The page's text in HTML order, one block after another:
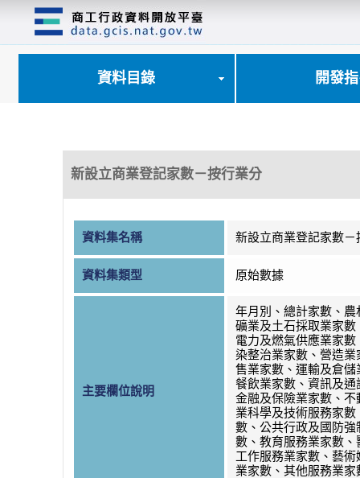
資料目錄 開發
新設立商業登記家數－按行業分
資料集名稱 新設立商業登記家數－
資料集類型 原始數據
主要欄位說明
年月別、總計家數、農
礦業及土石採取業家數
電力及燃氣供應業家
染整治業家數、營造業
售業家數、運輸及倉儲
餐飲業家數、資訊及通
金融及保險業家數、不
業科學及技術服務家
數、公共行政及國防強
數、教育服務業家數、
工作服務業家數、藝
業家數、其他服務業家